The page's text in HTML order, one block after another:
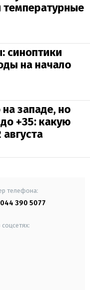
синоптики
на начало
западе, но
+35: какую
телефона:
390 5077